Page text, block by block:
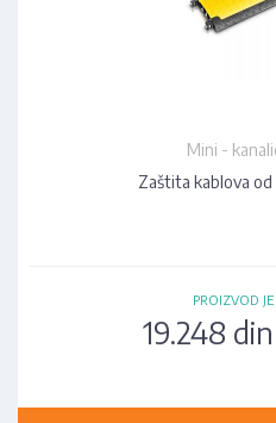
Mini -
Zaštita kablova od
PROIZVOD
19.248 din